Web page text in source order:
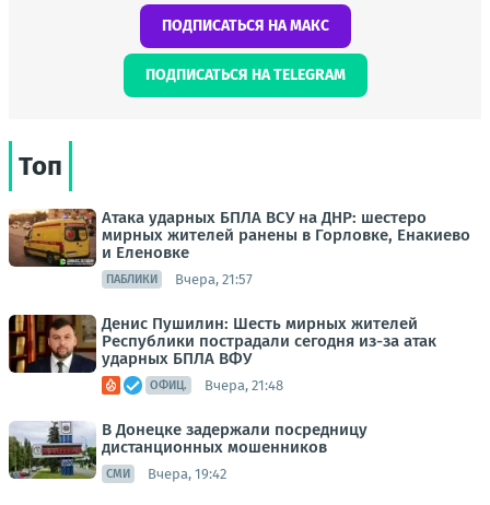
ПОДПИСАТЬСЯ НА МАКС
ПОДПИСАТЬСЯ НА TELEGRAM
Топ
Атака ударных БПЛА ВСУ на ДНР: шестеро
мирных жителей ранены в Горловке, Енакиево
и Еленовке
ПАБЛИКИ Вчера, 21:57
Денис Пушилин: Шесть мирных жителей
Республики пострадали сегодня из-за атак
ударных БПЛА ВФУ
ОФИЦ. Вчера, 21:48
В Донецке задержали посредницу
дистанционных мошенников
СМИ Вчера, 19:42